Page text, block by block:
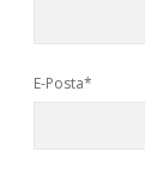
E-Posta*